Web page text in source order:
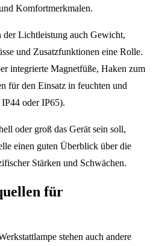
Komfortmerkmalen.
der Lichtleistung auch Gewicht,
und Zusatzfunktionen eine Rolle.
integrierte Magnetfüße, Haken zum
für den Einsatz in feuchten und
oder IP65).
oder groß das Gerät sein soll,
einen guten Überblick über die
Stärken und Schwächen.
für
stehen auch andere